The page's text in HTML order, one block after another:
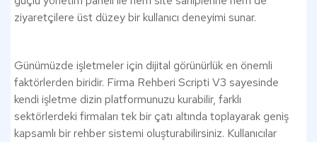
ziyaretçilere üst düzey bir kullanıcı deneyimi sunar.
Günümüzde işletmeler için dijital görünürlük en önemli
faktörlerden biridir. Firma Rehberi Scripti V3 sayesinde
kendi işletme dizin platformunuzu kurabilir, farklı
sektörlerdeki firmaları tek bir çatı altında toplayarak geniş
kapsamlı bir rehber sistemi oluşturabilirsiniz. Kullanıcılar